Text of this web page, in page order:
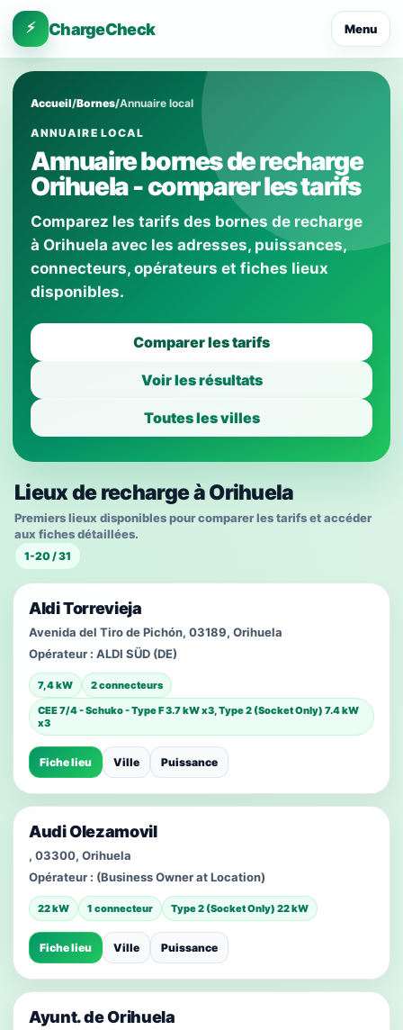
⚡ ChargeCheck Menu
Accueil/Bornes/Annuaire local
ANNUAIRE LOCAL
Annuaire bornes de recharge
Orihuela - comparer les tarifs
Comparez les tarifs des bornes de recharge
à Orihuela avec les adresses, puissances,
connecteurs, opérateurs et fiches lieux
disponibles.
Comparer les tarifs
Voir les résultats
Toutes les villes
Lieux de recharge à Orihuela
Premiers lieux disponibles pour comparer les tarifs et accéder
aux fiches détaillées.
1-20 / 31
Aldi Torrevieja
Avenida del Tiro de Pichón, 03189, Orihuela
Opérateur : ALDI SÜD (DE)
7,4 kW
2 connecteurs
CEE 7/4 - Schuko - Type F 3.7 kW x3, Type 2 (Socket Only) 7.4 kW
x3
Fiche lieu Ville Puissance
Audi Olezamovil
, 03300, Orihuela
Opérateur : (Business Owner at Location)
22 kW 1 connecteur Type 2 (Socket Only) 22 kW
Fiche lieu Ville Puissance
Ayunt. de Orihuela